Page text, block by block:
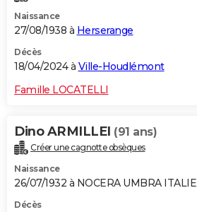
Naissance
27/08/1938 à Herserange
Décès
18/04/2024 à Ville-Houdlémont
Famille LOCATELLI
Dino ARMILLEI (91 ans)
Créer une cagnotte obsèques
Naissance
26/07/1932 à NOCERA UMBRA ITALIE
Décès